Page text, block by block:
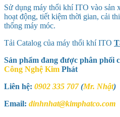
Sử dụng máy thổi khí ITO vào sản
hoạt động, tiết kiệm thời gian, cải
thống máy móc.
Tải Catalog của máy thổi khí ITO
Sản phẩm đang được phân phối
Công Nghệ Kim Phát
Liên hệ: 0902 335 707(Mr. Nhật)
Email: dinhnhat@kimphatco.com